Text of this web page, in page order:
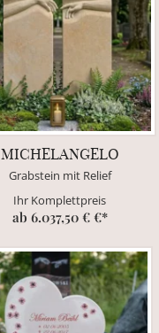
MICHELANGELO
Grabstein mit Relief
Ihr Komplettpreis
ab 6.037,50 € €*